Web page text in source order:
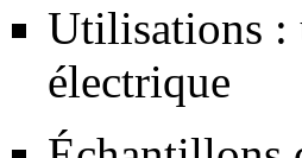
Utilisations :
électrique